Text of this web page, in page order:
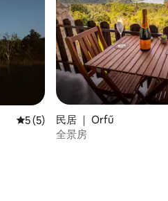
平均评分 5 分（满分 5 分），共 5
5 (5)
民居 ｜ Orfű
全景房